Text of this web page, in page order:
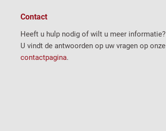
Contact
Heeft u hulp nodig of wilt u meer informatie?
U vindt de antwoorden op uw vragen op onze
contactpagina.